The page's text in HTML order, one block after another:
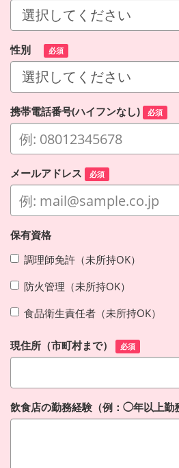
性別 必須
携帯電話番号(ハイフンなし) 必須
メールアドレス 必須
保有資格
調理師免許（未所持OK）
防火管理（未所持OK）
食品衛生責任者（未所持OK）
現住所（市町村まで） 必須
飲食店の勤務経験（例：◯年以上勤